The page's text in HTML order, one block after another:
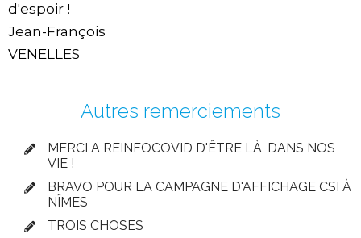
d'espoir !
Jean-François
VENELLES
Autres remerciements
MERCI A REINFOCOVID D'ÊTRE LÀ, DANS NOS
VIE !
BRAVO POUR LA CAMPAGNE D'AFFICHAGE CSI À
NÎMES
TROIS CHOSES